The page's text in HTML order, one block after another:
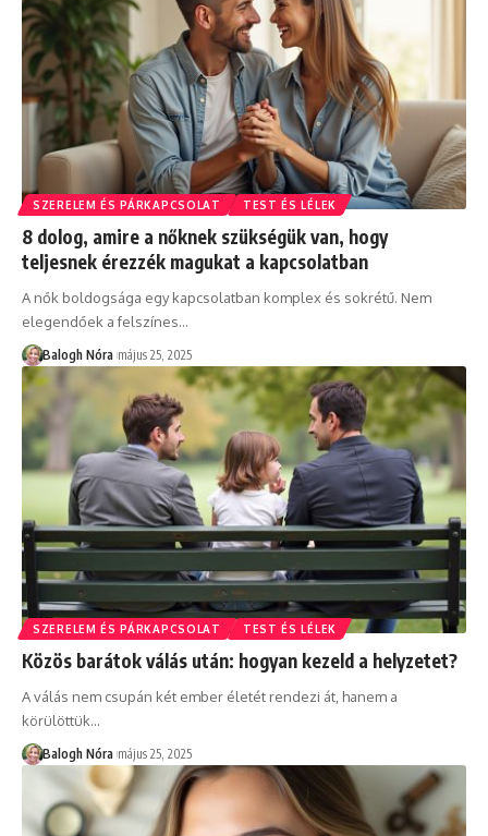
SZERELEM ÉS PÁRKAPCSOLAT TEST ÉS LÉLEK
8 dolog, amire a nőknek szükségük van, hogy
teljesnek érezzék magukat a kapcsolatban
A nők boldogsága egy kapcsolatban komplex és sokrétű. Nem
elegendőek a felszínes…
Balogh Nóra május 25, 2025
SZERELEM ÉS PÁRKAPCSOLAT TEST ÉS LÉLEK
Közös barátok válás után: hogyan kezeld a helyzetet?
A válás nem csupán két ember életét rendezi át, hanem a
körülöttük…
Balogh Nóra május 25, 2025